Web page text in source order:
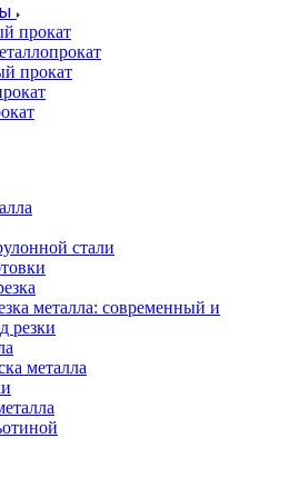
прокат
прокат
стали
металла: современный и
резки
металла